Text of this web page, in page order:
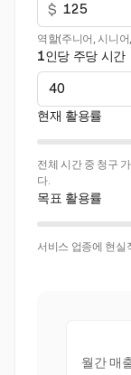
$
역할(주니어, 시니
1인당 주당 시간
현재 활용률
전체 시간 중 청구
다.
목표 활용률
서비스 업종에 현
월간 매